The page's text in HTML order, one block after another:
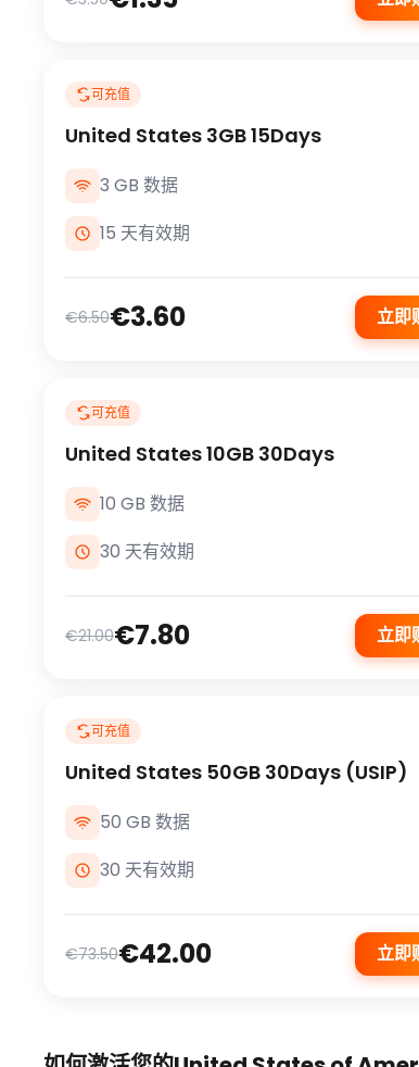
可充值
United States 3GB 15Days
3 GB 数据
15 天有效期
€6.50€3.60 立即
可充值
United States 10GB 30Days
10 GB 数据
30 天有效期
€21.00€7.80 立即
可充值
United States 50GB 30Days (USIP)
50 GB 数据
30 天有效期
€73.50€42.00 立即